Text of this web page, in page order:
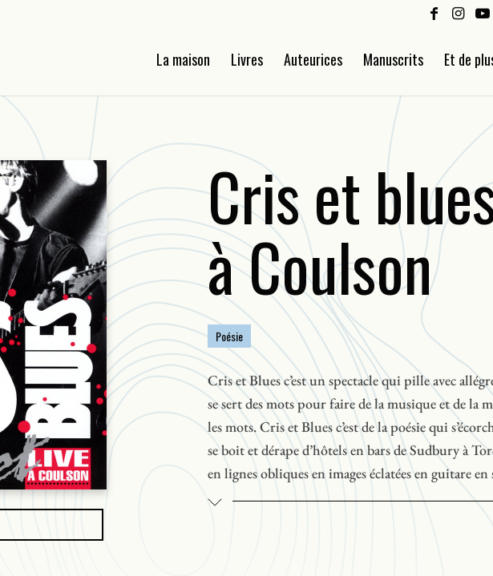
La maison Livres Auteurices Manuscrits Et de
Cris et
à Coulson
Poésie
Cris et Blues c’est un spectacle qui pille avec
se sert des mots pour faire de la musique et de la
les mots. Cris et Blues c’est de la poésie qui
se boit et dérape d’hôtels en bars de Sudbury à
en lignes obliques en images éclatées en guitare
claquements de doigts. Cris et Blues ça griffe ça
ça se bouge ça vous mouve. Des textes de Marcel